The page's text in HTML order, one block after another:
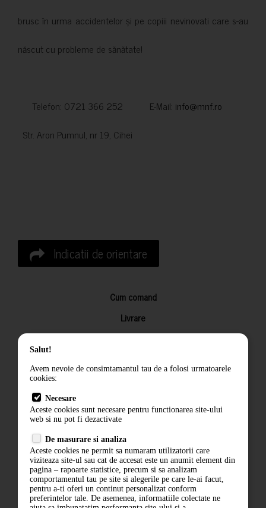
brusc în urma accidentelor și pe copiii nevinovati care s-au
născut cu probleme de sănătate!
Telefon: 0721 366 252 E-Mail: info@mnf.ro
Str. Aron Pumnul, nr 19, Cihei
Indicatii de orientare
Cum comand
Livrare
Returnarea produselor
Termeni si conditii
Politica de confidentialitate
ANPC
Salut!
Avem nevoie de consimtamantul tau de a folosi urmatoarele
cookies:
Necesare
Aceste cookies sunt necesare pentru functionarea site-ului
web si nu pot fi dezactivate
De masurare si analiza
Aceste cookies ne permit sa numaram utilizatorii care
viziteaza site-ul sau cat de accesat este un anumit element din
pagina – rapoarte statistice, precum si sa analizam
comportamentul tau pe site si alegerile pe care le-ai facut,
pentru a-ti oferi un continut personalizat conform
preferintelor tale. De asemenea, informatiile colectate ne